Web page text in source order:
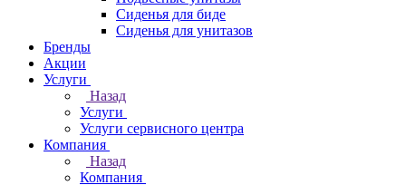
Сиденья для биде
Сиденья для унитазов
Бренды
Акции
Услуги
Назад
Услуги
Услуги сервисного центра
Компания
Назад
Компания